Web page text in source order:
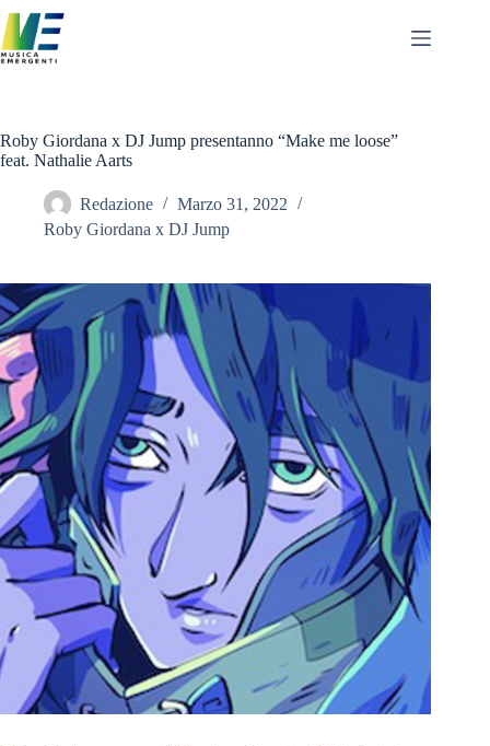
al
contenuto
Roby Giordana x DJ Jump presentanno “Make me loose”
feat. Nathalie Aarts
Redazione
Marzo 31, 2022
Roby Giordana x DJ Jump